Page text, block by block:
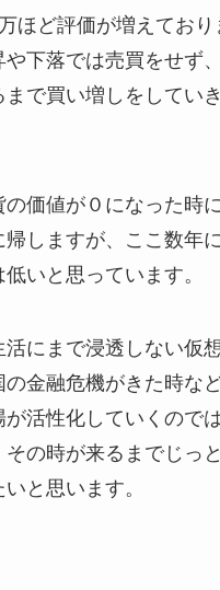
ほど評価が増えており
下落では売買をせず
で買い増しをしてい
の価値が０になった時
しますが、ここ数年
いと思っています。
活にまで浸透しない仮
金融危機がきた時な
活性化していくので
の時が来るまでじっ
と思います。